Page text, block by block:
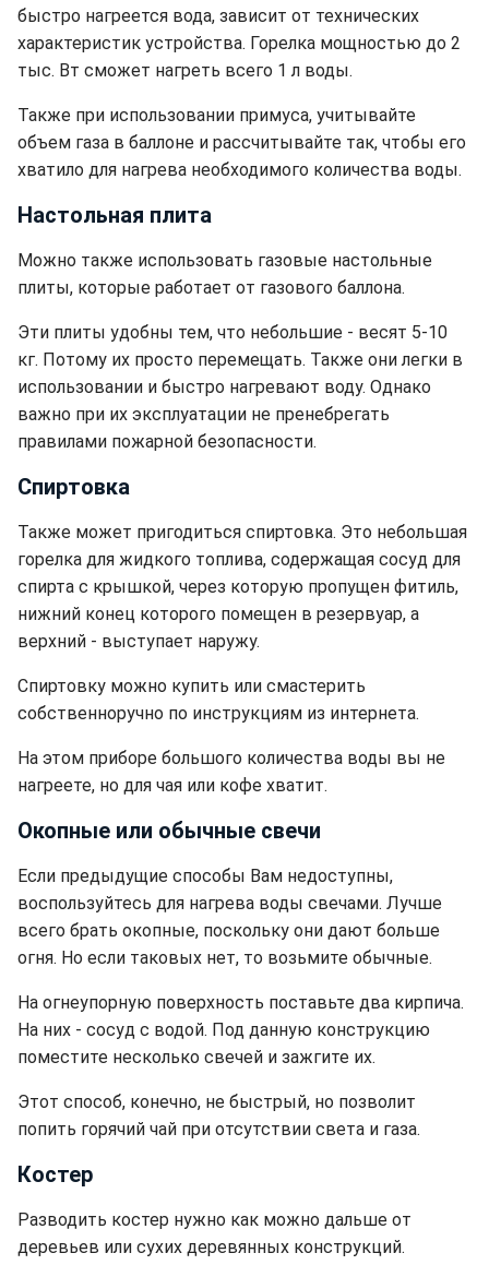
быстро нагреется вода, зависит от технических
характеристик устройства. Горелка мощностью до 2
тыс. Вт сможет нагреть всего 1 л воды.
Также при использовании примуса, учитывайте
объем газа в баллоне и рассчитывайте так, чтобы его
хватило для нагрева необходимого количества воды.
Настольная плита
Можно также использовать газовые настольные
плиты, которые работает от газового баллона.
Эти плиты удобны тем, что небольшие - весят 5-10
кг. Потому их просто перемещать. Также они легки в
использовании и быстро нагревают воду. Однако
важно при их эксплуатации не пренебрегать
правилами пожарной безопасности.
Спиртовка
Также может пригодиться спиртовка. Это небольшая
горелка для жидкого топлива, содержащая сосуд для
спирта с крышкой, через которую пропущен фитиль,
нижний конец которого помещен в резервуар, а
верхний - выступает наружу.
Спиртовку можно купить или смастерить
собственноручно по инструкциям из интернета.
На этом приборе большого количества воды вы не
нагреете, но для чая или кофе хватит.
Окопные или обычные свечи
Если предыдущие способы Вам недоступны,
воспользуйтесь для нагрева воды свечами. Лучше
всего брать окопные, поскольку они дают больше
огня. Но если таковых нет, то возьмите обычные.
На огнеупорную поверхность поставьте два кирпича.
На них - сосуд с водой. Под данную конструкцию
поместите несколько свечей и зажгите их.
Этот способ, конечно, не быстрый, но позволит
попить горячий чай при отсутствии света и газа.
Костер
Разводить костер нужно как можно дальше от
деревьев или сухих деревянных конструкций.